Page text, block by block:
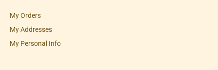
My Orders
My Addresses
My Personal Info